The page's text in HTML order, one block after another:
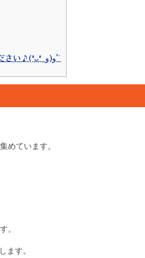
7 ⇩お見積りは無料で行っておりますのでお気軽にお問い合わせください♪(❛ᴗ❛ و(و˚˙
めています。
。
ます。